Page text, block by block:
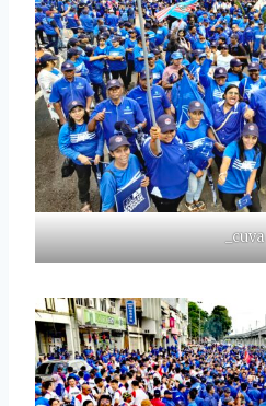
_cuva